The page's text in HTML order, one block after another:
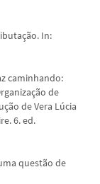
In:
caminhando:
de
de Vera Lúcia
6. ed.
questão de